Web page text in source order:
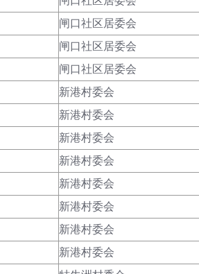
闸口社区居委会
闸口社区居委会
闸口社区居委会
新港村委会
新港村委会
新港村委会
新港村委会
新港村委会
新港村委会
新港村委会
新港村委会